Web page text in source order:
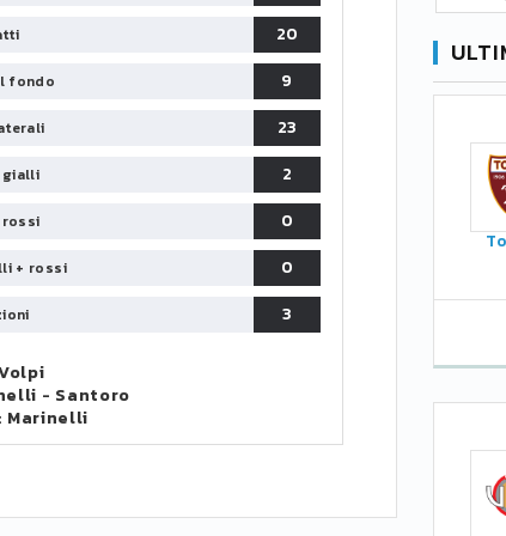
20
fondo
9
23
gialli
2
0
+ rossi
0
3
- Santoro
Marinelli